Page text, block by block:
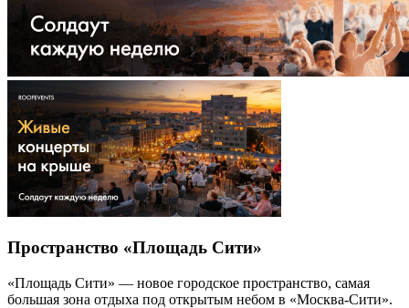
Пространство «Площадь Сити»
«Площадь Сити» — новое городское пространство, самая
большая зона отдыха под открытым небом в «Москва-Сити».